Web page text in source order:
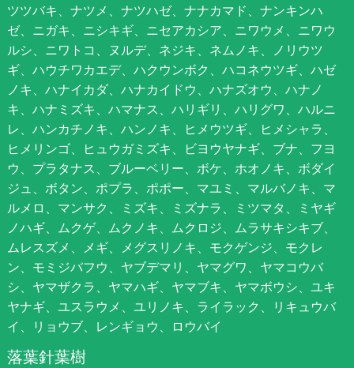
ツツバキ、ナツメ、ナツハゼ、ナナカマド、ナンキンハ
ゼ、ニガキ、ニシキギ、ニセアカシア、ニワウメ、ニワウ
ルシ、ニワトコ、ヌルデ、ネジキ、ネムノキ、ノリウツ
ギ、ハウチワカエデ、ハクウンボク、ハコネウツギ、ハゼ
ノキ、ハナイカダ、ハナカイドウ、ハナズオウ、ハナノ
キ、ハナミズキ、ハマナス、ハリギリ、ハリグワ、ハルニ
レ、ハンカチノキ、ハンノキ、ヒメウツギ、ヒメシャラ、
ヒメリンゴ、ヒュウガミズキ、ビヨウヤナギ、ブナ、フヨ
ウ、プラタナス、ブルーベリー、ボケ、ホオノキ、ボダイ
ジュ、ボタン、ポプラ、ポポー、マユミ、マルバノキ、マ
ルメロ、マンサク、ミズキ、ミズナラ、ミツマタ、ミヤギ
ノハギ、ムクゲ、ムクノキ、ムクロジ、ムラサキシキブ、
ムレスズメ、メギ、メグスリノキ、モクゲンジ、モクレ
ン、モミジバフウ、ヤブデマリ、ヤマグワ、ヤマコウバ
シ、ヤマザクラ、ヤマハギ、ヤマブキ、ヤマボウシ、ユキ
ヤナギ、ユスラウメ、ユリノキ、ライラック、リキュウバ
イ、リョウブ、レンギョウ、ロウバイ
落葉針葉樹